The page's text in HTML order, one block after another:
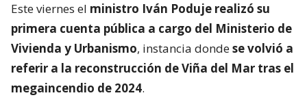
Este viernes el ministro Iván Poduje realizó su
primera cuenta pública a cargo del Ministerio de
Vivienda y Urbanismo, instancia dondese volvió a
referir a la reconstrucción de Viña del Mar tras el
megaincendio de 2024.